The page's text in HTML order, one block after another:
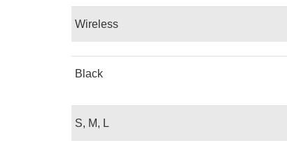
Wireless
Black
S, M, L